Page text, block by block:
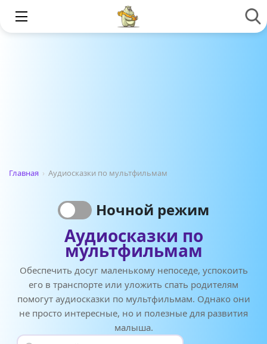
Главная › Аудиосказки по мультфильмам
Ночной режим
Аудиосказки по
мультфильмам
Обеспечить досуг маленькому непоседе, успокоить
его в транспорте или уложить спать родителям
помогут аудиосказки по мультфильмам. Однако они
не просто интересные, но и полезные для развития
малыша.